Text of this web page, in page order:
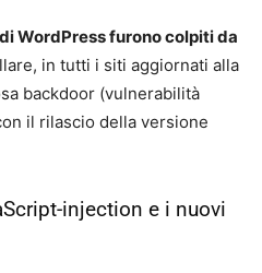
WordPress furono colpiti da
in tutti i siti aggiornati alla
backdoor (vulnerabilità
il rilascio della versione
injection e i nuovi